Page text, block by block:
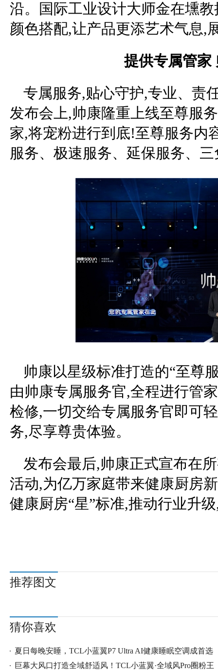
沿。国际工业设计大师金在壎
颜色搭配,让产品更添艺术气息,
提供专属管家
专属服务,贴心守护,专业、责
发布会上,帅康隆重上线至尊服
家,将宠粉进行到底!至尊服务内
服务、极速服务、延保服务、
帅康以星级标准打造的“至尊
由帅康专属服务官,全程进行管
检修,一切交给专属服务官即可
务,尽享尊贵体验。
发布会最后,帅康正式宣布在
活动,为亿万家庭带来健康厨房
健康厨房“星”标准,推动行业升
推荐图文
猜你喜欢
夏日每晚安睡，TCL小蓝翼P7 Ultra AI健康睡眠空调成首选
巨幕大风口打造全域舒适风！TCL小蓝翼·全域风Pro圈粉王